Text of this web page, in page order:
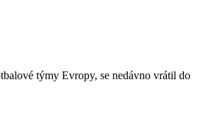
týmy Evropy, se nedávno vrátil do